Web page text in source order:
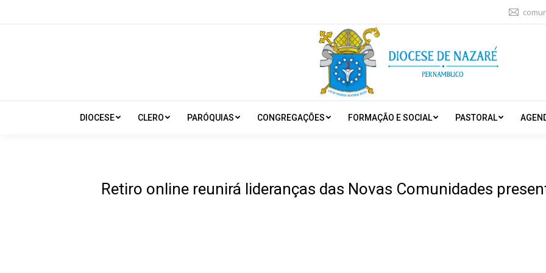
DIOCESE CLERO PARÓQUIAS CONGREGAÇÕES FORMAÇÃO E SOCIAL PASTORAL
Retiro online reunirá lideranças das Novas Comunidades